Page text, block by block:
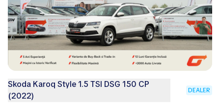
Skoda Karoq Style 1.5 TSI DSG 150 CP
(2022)
DEALER